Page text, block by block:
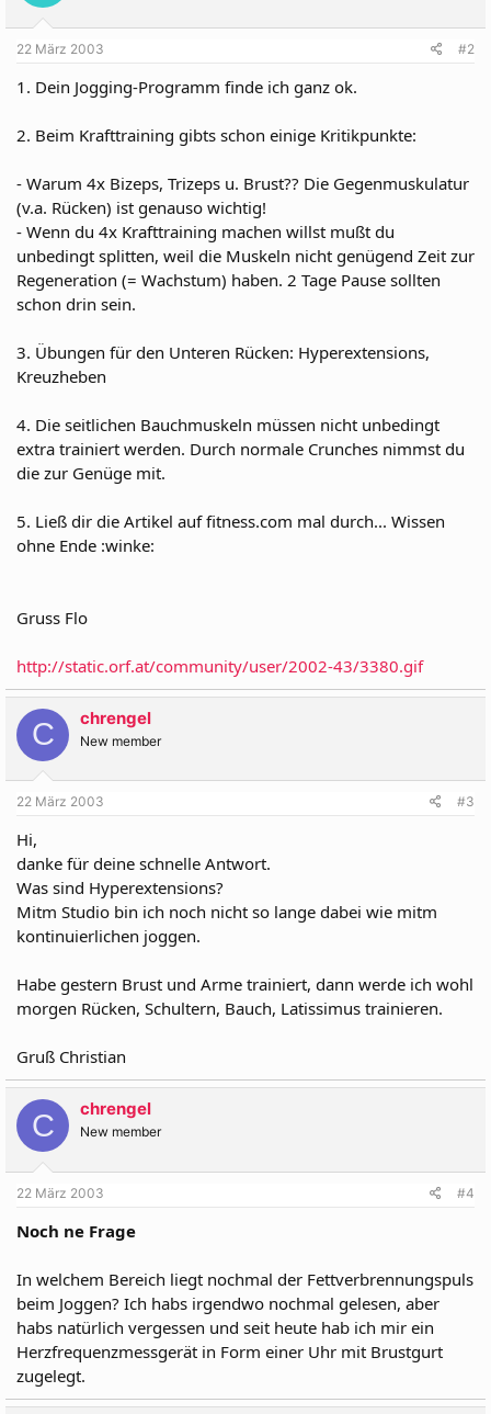
22 März 2003 #2
1. Dein Jogging-Programm finde ich ganz ok.
2. Beim Krafttraining gibts schon einige Kritikpunkte:
- Warum 4x Bizeps, Trizeps u. Brust?? Die Gegenmuskulatur
(v.a. Rücken) ist genauso wichtig!
- Wenn du 4x Krafttraining machen willst mußt du
unbedingt splitten, weil die Muskeln nicht genügend Zeit zur
Regeneration (= Wachstum) haben. 2 Tage Pause sollten
schon drin sein.
3. Übungen für den Unteren Rücken: Hyperextensions,
Kreuzheben
4. Die seitlichen Bauchmuskeln müssen nicht unbedingt
extra trainiert werden. Durch normale Crunches nimmst du
die zur Genüge mit.
5. Ließ dir die Artikel auf fitness.com mal durch... Wissen
ohne Ende :winke:
Gruss Flo
http://static.orf.at/community/user/2002-43/3380.gif
C chrengel
New member
22 März 2003 #3
Hi,
danke für deine schnelle Antwort.
Was sind Hyperextensions?
Mitm Studio bin ich noch nicht so lange dabei wie mitm
kontinuierlichen joggen.
Habe gestern Brust und Arme trainiert, dann werde ich wohl
morgen Rücken, Schultern, Bauch, Latissimus trainieren.
Gruß Christian
C chrengel
New member
22 März 2003 #4
Noch ne Frage
In welchem Bereich liegt nochmal der Fettverbrennungspuls
beim Joggen? Ich habs irgendwo nochmal gelesen, aber
habs natürlich vergessen und seit heute hab ich mir ein
Herzfrequenzmessgerät in Form einer Uhr mit Brustgurt
zugelegt.